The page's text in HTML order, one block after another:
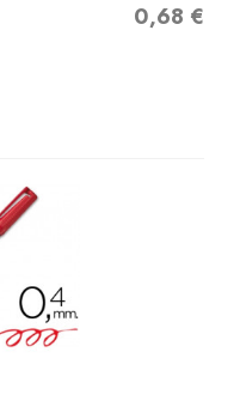
Precio
0,68 €